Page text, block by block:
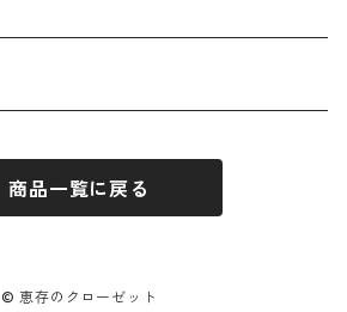
商品一覧に戻る
© 恵存のクローゼット